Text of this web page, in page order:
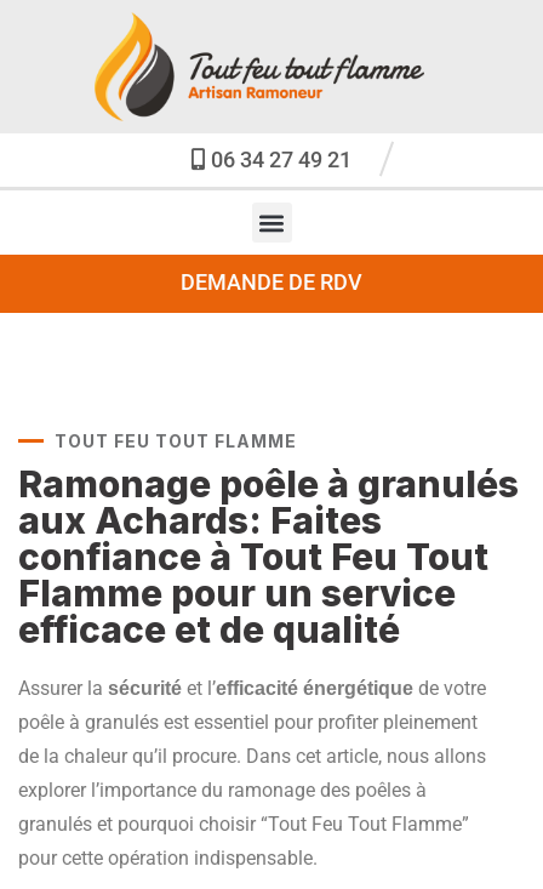
06 34 27 49 21
DEMANDE DE RDV
TOUT FEU TOUT FLAMME
Ramonage poêle à granulés
aux Achards: Faites
confiance à Tout Feu Tout
Flamme pour un service
efficace et de qualité
Assurer la sécurité et l’efficacité énergétique de votre
poêle à granulés est essentiel pour profiter pleinement
de la chaleur qu’il procure. Dans cet article, nous allons
explorer l’importance du ramonage des poêles à
granulés et pourquoi choisir “Tout Feu Tout Flamme”
pour cette opération indispensable.